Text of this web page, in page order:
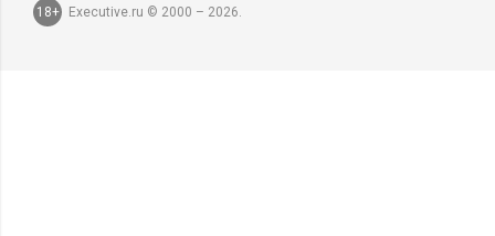
18+
Executive.ru © 2000 – 2026.